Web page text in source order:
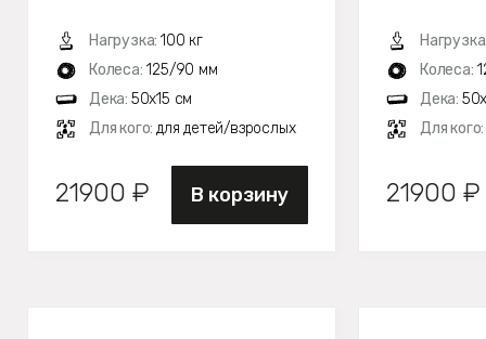
Нагрузка: 100 кг
Колеса: 125/90 мм
Дека: 50х15 см
Для кого: для детей/взрослых
21900 ₽ В корзину
Колеса:
Дека:
Для кого:
21900 ₽